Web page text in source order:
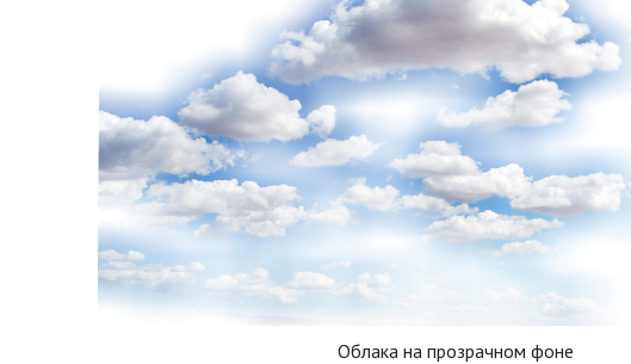
Облака на прозрачном фоне